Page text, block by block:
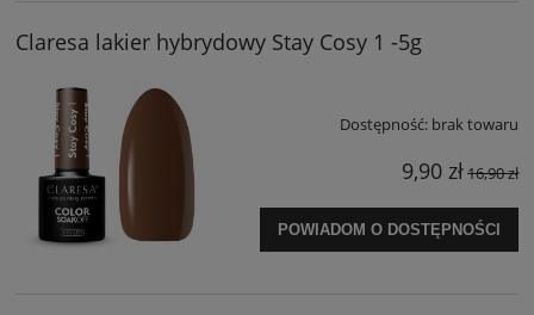
Claresa lakier hybrydowy Stay Cosy 1 -5g
Dostępność: brak towaru
9,90 zł16,90 zł
POWIADOM O DOSTĘPNOŚCI